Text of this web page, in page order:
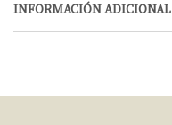
INFORMACIÓN ADICIONAL